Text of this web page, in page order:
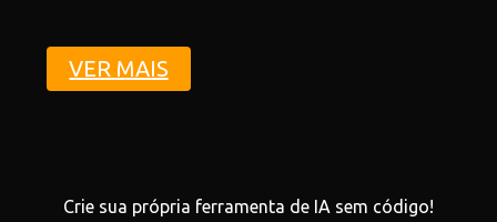
VER MAIS
Crie sua própria ferramenta de IA sem código!